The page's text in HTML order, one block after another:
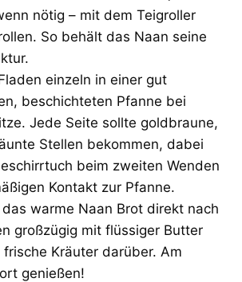
nötig – mit dem Teigroller
So behält das Naan seine
einzeln in einer gut
beschichteten Pfanne bei
Jede Seite sollte goldbraune,
Stellen bekommen, dabei
beim zweiten Wenden
Kontakt zur Pfanne.
warme Naan Brot direkt nach
großzügig mit flüssiger Butter
Kräuter darüber. Am
genießen!